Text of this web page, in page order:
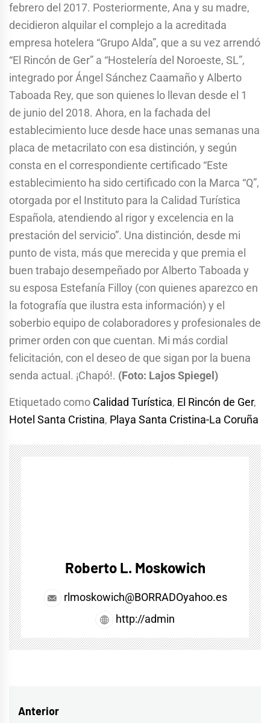
febrero del 2017. Posteriormente, Ana y su madre,
decidieron alquilar el complejo a la acreditada
empresa hotelera “Grupo Alda”, que a su vez arrendó
“El Rincón de Ger” a “Hostelería del Noroeste, SL”,
integrado por Ángel Sánchez Caamaño y Alberto
Taboada Rey, que son quienes lo llevan desde el 1
de junio del 2018. Ahora, en la fachada del
establecimiento luce desde hace unas semanas una
placa de metacrilato con esa distinción, y según
consta en el correspondiente certificado “Este
establecimiento ha sido certificado con la Marca “Q”,
otorgada por el Instituto para la Calidad Turística
Española, atendiendo al rigor y excelencia en la
prestación del servicio”. Una distinción, desde mi
punto de vista, más que merecida y que premia el
buen trabajo desempeñado por Alberto Taboada y
su esposa Estefanía Filloy (con quienes aparezco en
la fotografía que ilustra esta información) y el
soberbio equipo de colaboradores y profesionales de
primer orden con que cuentan. Mi más cordial
felicitación, con el deseo de que sigan por la buena
senda actual. ¡Chapó!. (Foto: Lajos Spiegel)
Etiquetado como Calidad Turística, El Rincón de Ger,
Hotel Santa Cristina, Playa Santa Cristina-La Coruña
Roberto L. Moskowich
rlmoskowich@BORRADOyahoo.es
http://admin
Navegación
Anterior